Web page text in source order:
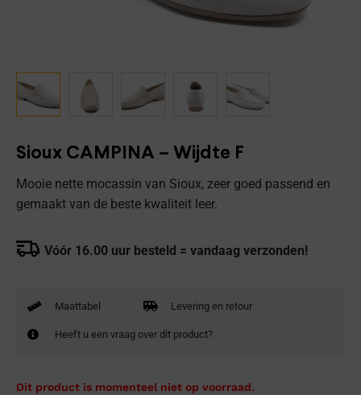
Sioux CAMPINA – Wijdte F
Mooie nette mocassin van Sioux, zeer goed passend en
gemaakt van de beste kwaliteit leer.
Vóór 16.00 uur besteld = vandaag verzonden!
Maattabel Levering en retour
Heeft u een vraag over dit product?
Dit product is momenteel niet op voorraad.